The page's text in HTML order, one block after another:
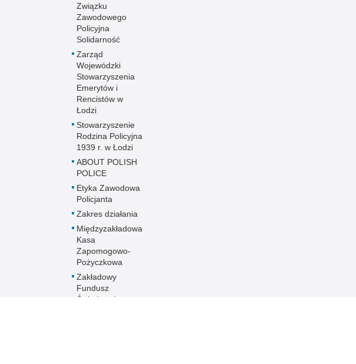
Związku
Zawodowego
Policyjna
Solidarność
Zarząd
Wojewódzki
Stowarzyszenia
Emerytów i
Rencistów w
Łodzi
Stowarzyszenie
Rodzina Policyjna
1939 r. w Łodzi
ABOUT POLISH
POLICE
Etyka Zawodowa
Policjanta
Zakres działania
Międzyzakładowa
Kasa
Zapomogowo-
Pożyczkowa
Zakładowy
Fundusz
Świadczeń